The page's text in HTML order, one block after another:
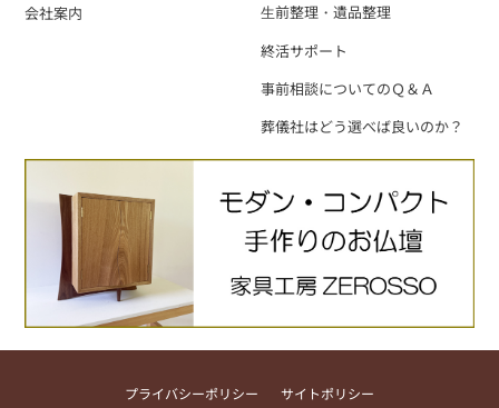
会社案内
⽣前整理・遺品整理
終活サポート
事前相談についてのＱ＆Ａ
葬儀社はどう選べば良いのか？
プライバシーポリシー サイトポリシー